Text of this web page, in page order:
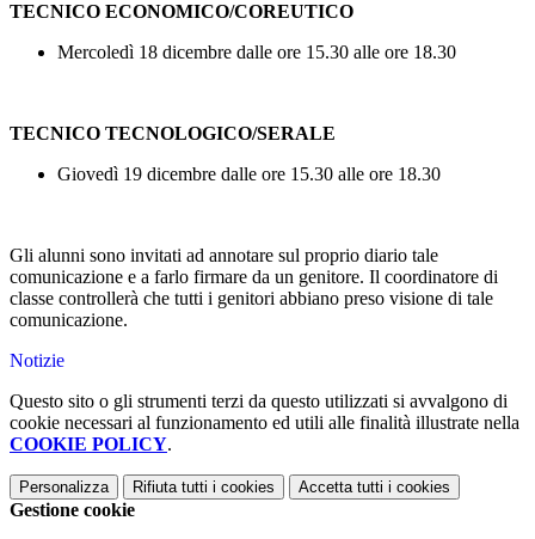
TECNICO ECONOMICO/COREUTICO
Mercoledì 18 dicembre dalle ore 15.30 alle ore 18.30
TECNICO TECNOLOGICO/SERALE
Giovedì 19 dicembre dalle ore 15.30 alle ore 18.30
Gli alunni sono invitati ad annotare sul proprio diario tale
comunicazione e a farlo firmare da un genitore. Il coordinatore di
classe controllerà che tutti i genitori abbiano preso visione di tale
comunicazione.
Notizie
Questo sito o gli strumenti terzi da questo utilizzati si avvalgono di
cookie necessari al funzionamento ed utili alle finalità illustrate nella
COOKIE POLICY.
Personalizza Rifiuta tutti i cookies Accetta tutti i cookies
Gestione cookie